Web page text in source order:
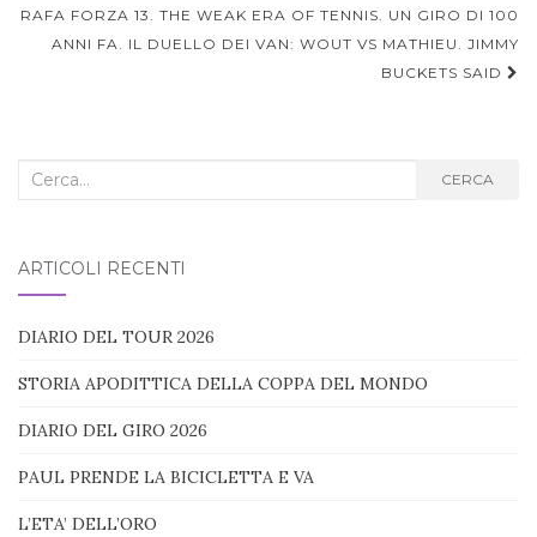
RAFA FORZA 13. THE WEAK ERA OF TENNIS. UN GIRO DI 100
ANNI FA. IL DUELLO DEI VAN: WOUT VS MATHIEU. JIMMY
BUCKETS SAID
Cerca
CERCA
ARTICOLI RECENTI
DIARIO DEL TOUR 2026
STORIA APODITTICA DELLA COPPA DEL MONDO
DIARIO DEL GIRO 2026
PAUL PRENDE LA BICICLETTA E VA
L’ETA’ DELL’ORO